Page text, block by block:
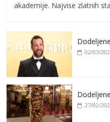
akademije. Najvise zlatnih
02/03/
27/02/